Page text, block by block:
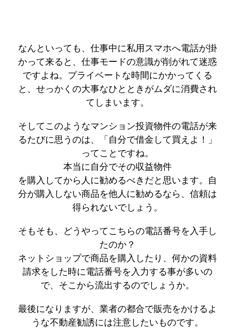
なんといっても、仕事中に私用スマホへ電話が掛
かって来ると、仕事モードの意識が削がれて迷惑
ですよね。プライベートな時間にかかってくる
と、せっかくの大事なひとときがムダに消費され
てしまいます。
そしてこのようなマンション投資物件の電話が来
るたびに思うのは、「自分で借金して買えよ！」
ってことですね。
本当に自分でその収益物件
を購入してから人に勧めるべきだと思います。自
分が購入しない商品を他人に勧めるなら、信頼は
得られないでしょう。
そもそも、どうやってこちらの電話番号を入手し
たのか？
ネットショップで商品を購入したり、何かの資料
請求をした時に電話番号を入力する事が多いの
で、そこから流出するのでしょうか。
最後になりますが、業者の都合で販売をかけるよ
うな不動産勧誘には注意したいものです。